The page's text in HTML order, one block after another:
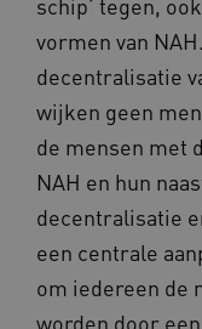
vormen van
decentralisatie
wijken geen
de mensen met
NAH en hun
decentralisatie
een centrale
om iedereen de
worden door